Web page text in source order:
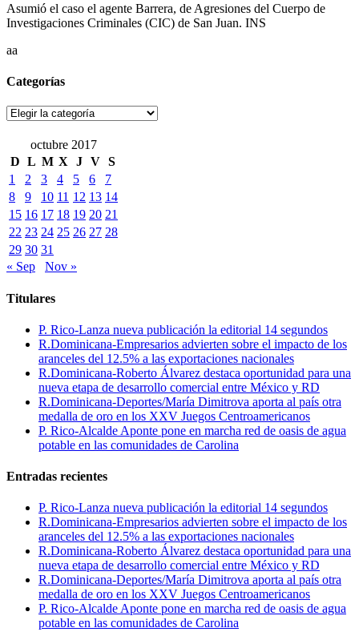
Asumió el caso el agente Barrera, de Agresiones del Cuerpo de
Investigaciones Criminales (CIC) de San Juan. INS
aa
Categorías
Categorías
octubre 2017
D L M X J V S
1
2 3 4 5 6
7
8
9 10 11 12 13 14
15 16 17 18 19 20 21
22 23 24 25 26 27 28
29 30 31
« Sep
Nov »
Titulares
P. Rico-Lanza nueva publicación la editorial 14 segundos
R.Dominicana-Empresarios advierten sobre el impacto de los
aranceles del 12.5% a las exportaciones nacionales
R.Dominicana-Roberto Álvarez destaca oportunidad para una
nueva etapa de desarrollo comercial entre México y RD
R.Dominicana-Deportes/María Dimitrova aporta al país otra
medalla de oro en los XXV Juegos Centroamericanos
P. Rico-Alcalde Aponte pone en marcha red de oasis de agua
potable en las comunidades de Carolina
Entradas recientes
P. Rico-Lanza nueva publicación la editorial 14 segundos
R.Dominicana-Empresarios advierten sobre el impacto de los
aranceles del 12.5% a las exportaciones nacionales
R.Dominicana-Roberto Álvarez destaca oportunidad para una
nueva etapa de desarrollo comercial entre México y RD
R.Dominicana-Deportes/María Dimitrova aporta al país otra
medalla de oro en los XXV Juegos Centroamericanos
P. Rico-Alcalde Aponte pone en marcha red de oasis de agua
potable en las comunidades de Carolina